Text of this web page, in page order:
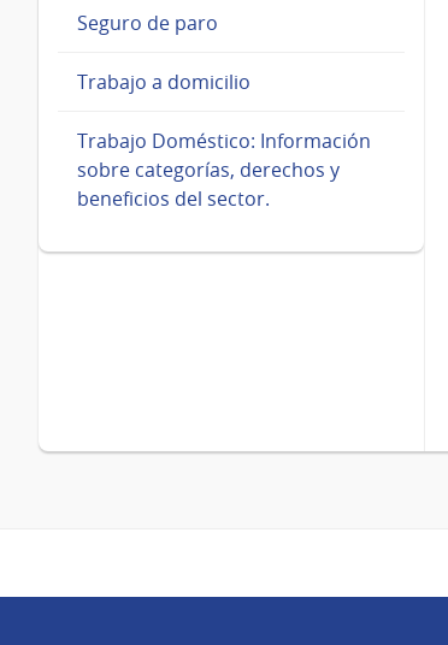
Seguro de paro
Trabajo a domicilio
Trabajo Doméstico: Información
sobre categorías, derechos y
beneficios del sector.